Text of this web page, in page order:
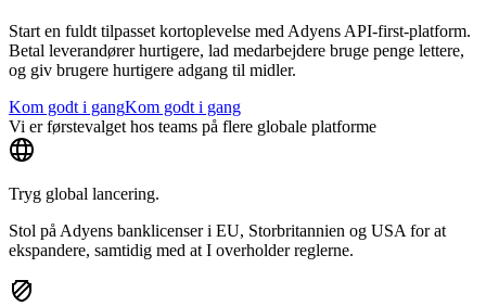
Start en fuldt tilpasset kortoplevelse med Adyens API-first-platform.
Betal leverandører hurtigere, lad medarbejdere bruge penge lettere,
og giv brugere hurtigere adgang til midler.
Kom godt i gangKom godt i gang
Vi er førstevalget hos teams på flere globale platforme
Tryg global lancering.
Stol på Adyens banklicenser i EU, Storbritannien og USA for at
ekspandere, samtidig med at I overholder reglerne.